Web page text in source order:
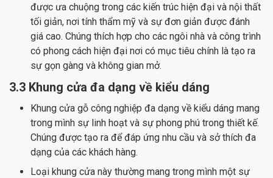
được ưa chuộng trong các kiến trúc hiện đại và nội thất
tối giản, nơi tính thẩm mỹ và sự đơn giản được đánh
giá cao. Chúng thích hợp cho các ngôi nhà và công trình
có phong cách hiện đại nơi có mục tiêu chính là tạo ra
sự gọn gàng và không gian mở.
3.3 Khung cửa đa dạng về kiểu dáng
Khung cửa gỗ công nghiệp đa dạng về kiểu dáng mang
trong mình sự linh hoạt và sự phong phú trong thiết kế.
Chúng được tạo ra để đáp ứng nhu cầu và sở thích đa
dạng của các khách hàng.
Loại khung cửa này thường mang trong mình một sự